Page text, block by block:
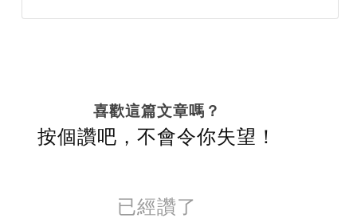
喜歡這篇文章嗎？
按個讚吧，不會令你失望！
已經讚了